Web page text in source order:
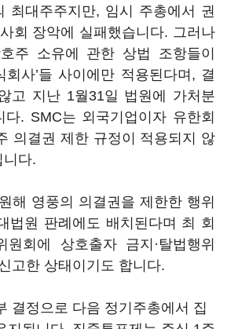
최대주주지만, 임시 주총에서 권
회 장악에 실패했습니다. 그러나
주 소유에 관한 상법 조항들이
회사’들 사이에만 적용된다며, 결
고 지난 1월31일 법원에 가처분
다. SMC는 외국기업이자 유한회
의결권 제한 규정이 적용되지 않
니다.
해 영풍의 의결권을 제한한 행위
법원 판례에도 배치된다며 최 회
원회에 상호출자 금지·탈법행위
고한 상태이기도 합니다.
결정으로 다음 정기주총에서 집